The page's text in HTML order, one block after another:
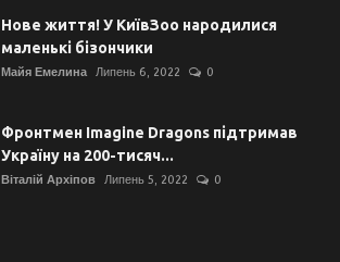
Нове життя! У КиївЗоо народилися
маленькі бізончики
Майя Емелина Липень 6, 2022 0
Фронтмен Imagine Dragons підтримав
Україну на 200-тисяч...
Віталій Архіпов Липень 5, 2022 0